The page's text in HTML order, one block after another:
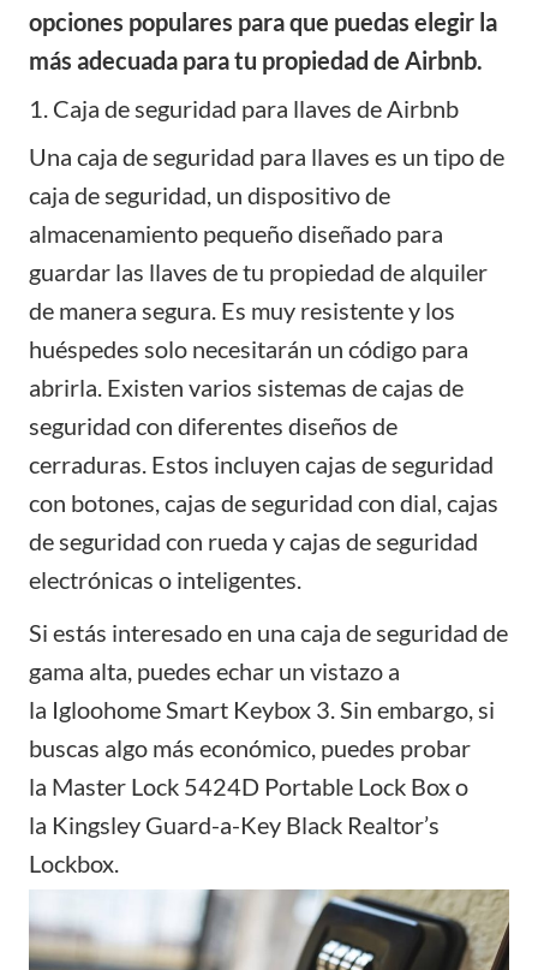
opciones populares para que puedas elegir la
más adecuada para tu propiedad de Airbnb.
1. Caja de seguridad para llaves de Airbnb
Una caja de seguridad para llaves es un tipo de
caja de seguridad, un dispositivo de
almacenamiento pequeño diseñado para
guardar las llaves de tu propiedad de alquiler
de manera segura. Es muy resistente y los
huéspedes solo necesitarán un código para
abrirla. Existen varios sistemas de cajas de
seguridad con diferentes diseños de
cerraduras. Estos incluyen cajas de seguridad
con botones, cajas de seguridad con dial, cajas
de seguridad con rueda y cajas de seguridad
electrónicas o inteligentes.
Si estás interesado en una caja de seguridad de
gama alta, puedes echar un vistazo a
la Igloohome Smart Keybox 3. Sin embargo, si
buscas algo más económico, puedes probar
la Master Lock 5424D Portable Lock Boxo
la Kingsley Guard-a-Key Black Realtor’s
Lockbox.